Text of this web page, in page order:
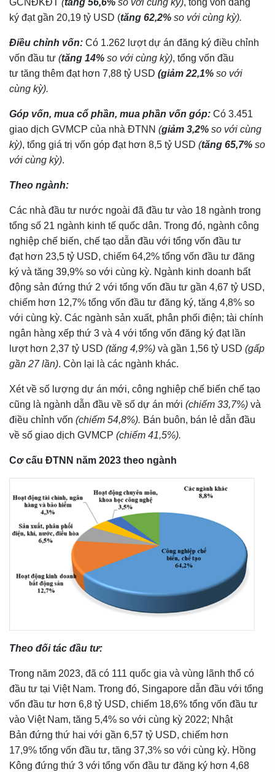
ký đạt gần 20,19 tỷ USD (tăng 62,2% so với cùng kỳ).
Điều chỉnh vốn: Có 1.262 lượt dự án đăng ký điều chỉnh
vốn đầu tư (tăng 14% so với cùng kỳ), tổng vốn đầu
tư tăng thêm đạt hơn 7,88 tỷ USD (giảm 22,1% so với
cùng kỳ).
Góp vốn, mua cổ phần, mua phần vốn góp: Có 3.451
giao dịch GVMCP của nhà ĐTNN (giảm 3,2% so với cùng
kỳ), tổng giá trị vốn góp đạt hơn 8,5 tỷ USD (tăng 65,7% so
với cùng kỳ).
Theo ngành:
Các nhà đầu tư nước ngoài đã đầu tư vào 18 ngành trong
tổng số 21 ngành kinh tế quốc dân. Trong đó, ngành công
nghiệp chế biến, chế tạo dẫn đầu với tổng vốn đầu tư
đạt hơn 23,5 tỷ USD, chiếm 64,2% tổng vốn đầu tư đăng
ký và tăng 39,9% so với cùng kỳ. Ngành kinh doanh bất
động sản đứng thứ 2 với tổng vốn đầu tư gần 4,67 tỷ USD,
chiếm hơn 12,7% tổng vốn đầu tư đăng ký, tăng 4,8% so
với cùng kỳ. Các ngành sản xuất, phân phối điện; tài chính
ngân hàng xếp thứ 3 và 4 với tổng vốn đăng ký đạt lần
lượt hơn 2,37 tỷ USD (tăng 4,9%) và gần 1,56 tỷ USD (gấp
gần 27 lần). Còn lại là các ngành khác.
Xét về số lượng dự án mới, công nghiệp chế biến chế tạo
cũng là ngành dẫn đầu về số dự án mới (chiếm 33,7%) và
điều chỉnh vốn (chiếm 54,8%). Bán buôn, bán lẻ dẫn đầu
về số giao dịch GVMCP (chiếm 41,5%).
Cơ cấu ĐTNN năm 2023 theo ngành
Theo đối tác đầu tư:
Trong năm 2023, đã có 111 quốc gia và vùng lãnh thổ có
đầu tư tại Việt Nam. Trong đó, Singapore dẫn đầu với tổng
vốn đầu tư hơn 6,8 tỷ USD, chiếm 18,6% tổng vốn đầu tư
vào Việt Nam, tăng 5,4% so với cùng kỳ 2022; Nhật
Bản đứng thứ hai với gần 6,57 tỷ USD, chiếm hơn
17,9% tổng vốn đầu tư, tăng 37,3% so với cùng kỳ. Hồng
Kông đứng thứ 3 với tổng vốn đầu tư đăng ký hơn 4,68